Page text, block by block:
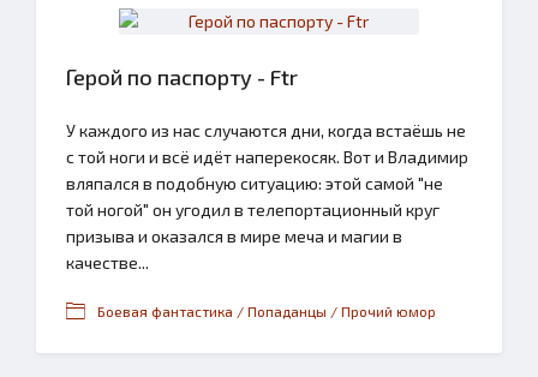
Герой по паспорту - Ftr
У каждого из нас случаются дни, когда встаёшь не
с той ноги и всё идёт наперекосяк. Вот и Владимир
вляпался в подобную ситуацию: этой самой "не
той ногой" он угодил в телепортационный круг
призыва и оказался в мире меча и магии в
качестве...
Боевая фантастика / Попаданцы / Прочий юмор